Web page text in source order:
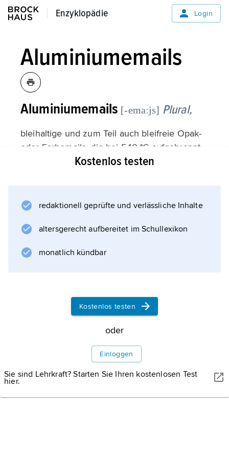
Enzyklopädie
Enzyklopädie Login
Aluminiumemails
Aluminiumemails [-emaːjs] Plural,
bleihaltige und zum Teil auch bleifreie Opak-
oder Farbemails, die bei 540 °C aufgebrannt
werden und zum Schutz und Schmuck der
Verfahren des Oberflächenschutzes, z. B. in
Emailliertes Aluminium wird im Bauwesen,
Informationen zum Artikel
Kostenlos testen
redaktionell geprüfte und verlässliche Inhalte
altersgerecht aufbereitet im Schullexikon
monatlich kündbar
Kostenlos testen
oder
Einloggen
Sie sind Lehrkraft? Starten Sie Ihren kostenlosen Test
hier.